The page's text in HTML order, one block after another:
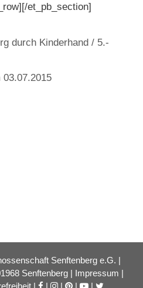
et_pb_section]
durch Kinderhand / 5.-
03.07.2015
Senftenberg e.G. |
Senftenberg | Impressum |
| | | | |